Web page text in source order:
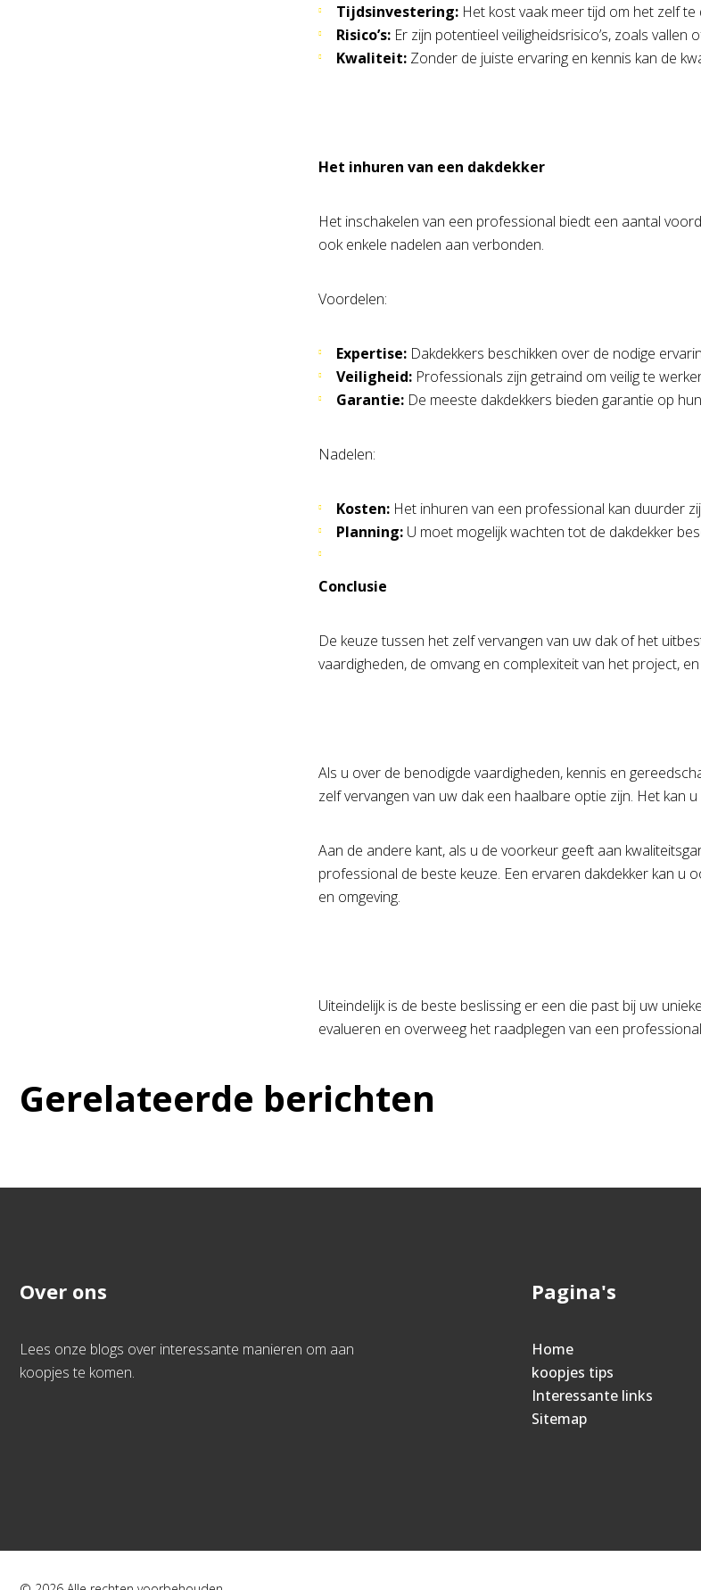
Tijdsinvestering: Het kost vaak meer tijd om het zelf
Risico’s: Er zijn potentieel veiligheidsrisico’s, zoals vallen
Kwaliteit: Zonder de juiste ervaring en kennis kan de
Het inhuren van een dakdekker
Het inschakelen van een professional biedt een aantal
ook enkele nadelen aan verbonden.
Voordelen:
Expertise: Dakdekkers beschikken over de nodige
Veiligheid: Professionals zijn getraind om veilig te
Garantie: De meeste dakdekkers bieden garantie op
Nadelen:
Kosten: Het inhuren van een professional kan duurder
Planning: U moet mogelijk wachten tot de dakdekker
Conclusie
De keuze tussen het zelf vervangen van uw dak of het
vaardigheden, de omvang en complexiteit van het project,
Als u over de benodigde vaardigheden, kennis en
zelf vervangen van uw dak een haalbare optie zijn. Het kan
Aan de andere kant, als u de voorkeur geeft aan
professional de beste keuze. Een ervaren dakdekker kan u
en omgeving.
Uiteindelijk is de beste beslissing er een die past bij uw
evalueren en overweeg het raadplegen van een
Gerelateerde berichten
Over ons
Lees onze blogs over interessante manieren om aan
koopjes te komen.
Pagina's
Home
koopjes tips
Interessante links
Sitemap